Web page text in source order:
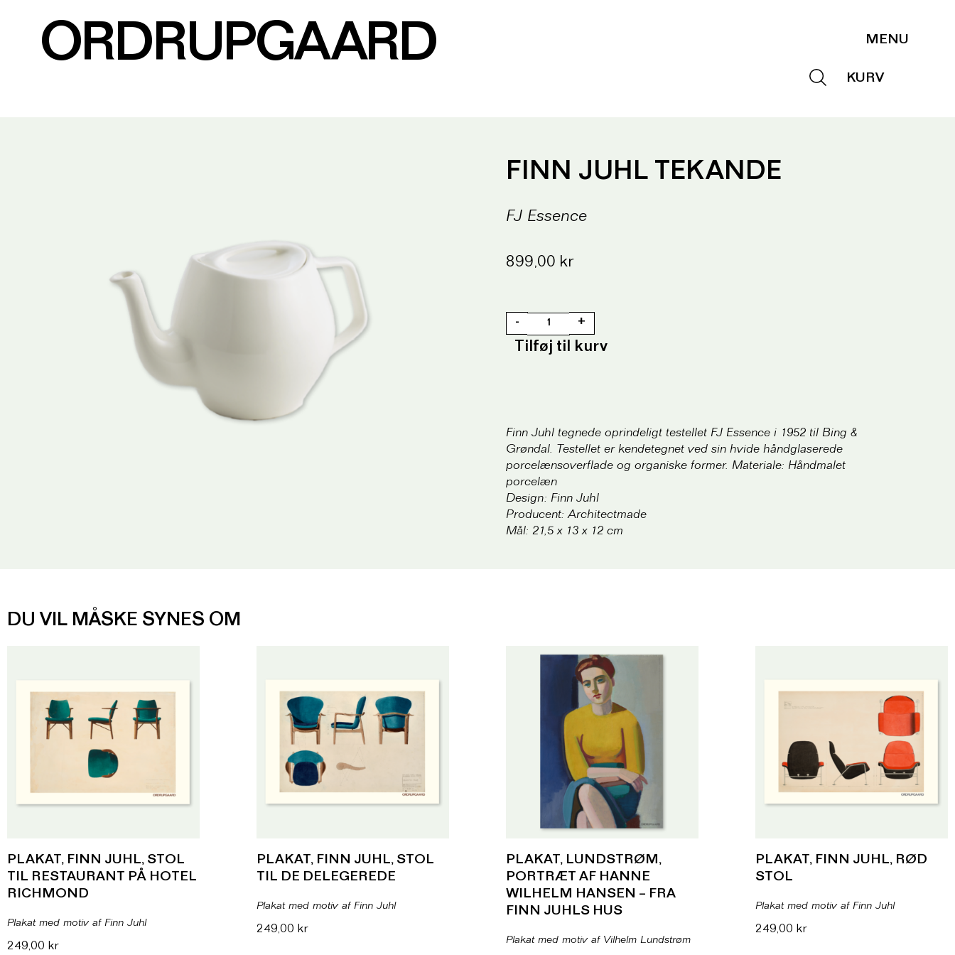
ORDRUPGAARD
FINN JUHL TEKANDE
FJ Essence
899,00 kr
- +
Tilføj til kurv
Finn Juhl tegnede oprindeligt testellet FJ Essence i 1952 til Bing &
Grøndal. Testellet er kendetegnet ved sin hvide håndglaserede
porcelænsoverflade og organiske former. Materiale: Håndmalet
porcelæn
Design: Finn Juhl
Producent: Architectmade
Mål: 21,5 x 13 x 12 cm
DU VIL MÅSKE SYNES OM
PLAKAT, FINN JUHL, STOL
TIL RESTAURANT PÅ HOTEL
RICHMOND
Plakat med motiv af Finn Juhl
249,00 kr
PLAKAT, FINN JUHL, STOL
TIL DE DELEGEREDE
Plakat med motiv af Finn Juhl
249,00 kr
PLAKAT, LUNDSTRØM,
PORTRÆT AF HANNE
WILHELM HANSEN – FRA
FINN JUHLS HUS
Plakat med motiv af Vilhelm Lundstrøm
PLAKAT, FINN JUHL, RØD
STOL
Plakat med motiv af Finn Juhl
249,00 kr